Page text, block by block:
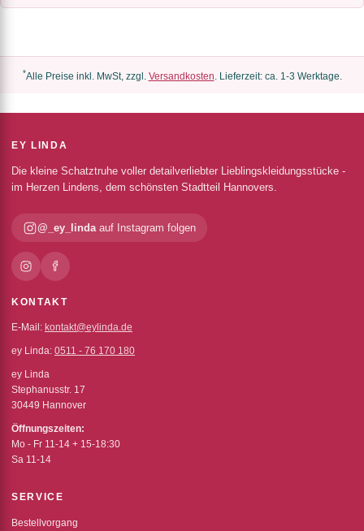
*Alle Preise inkl. MwSt, zzgl. Versandkosten. Lieferzeit: ca. 1-3 Werktage.
EY LINDA
Die kleine Schatztruhe voller detailverliebter Lieblingskleidungsstücke -
im Herzen Lindens, dem schönsten Stadtteil Hannovers.
@_ey_lindaauf Instagram folgen
KONTAKT
E-Mail: kontakt@eylinda.de
ey Linda: 0511 - 76 170 180
ey Linda
Stephanusstr. 17
30449 Hannover
Öffnungszeiten:
Mo - Fr 11-14 + 15-18:30
Sa 11-14
SERVICE
Bestellvorgang